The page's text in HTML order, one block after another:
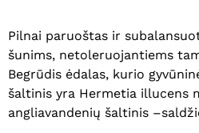
Pilnai paruoštas ir
šunims, netoleruojantiems
Begrūdis ėdalas, kurio
šaltinis yra Hermetia illucens
angliavandenių šaltinis